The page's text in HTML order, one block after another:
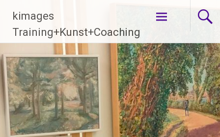
Inhalt
springen
kimages
Training+Kunst+Coaching